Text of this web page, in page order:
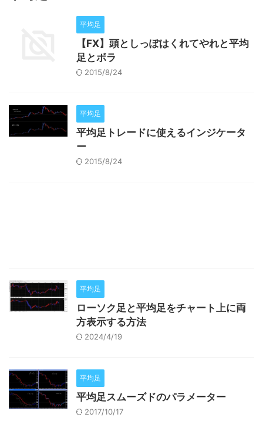
平均足
【FX】頭としっぽはくれてやれと平均
足とボラ
2015/8/24
平均足
平均足トレードに使えるインジケータ
ー
2015/8/24
平均足
ローソク足と平均足をチャート上に両
方表示する方法
2024/4/19
平均足
平均足スムーズドのパラメーター
2017/10/17